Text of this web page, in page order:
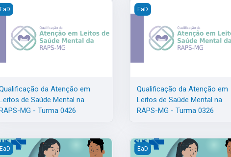
na RAPS-MG - Turma 0526
da Atenção em Leitos de Saúde Mental na RAPS-MG -
EaD
da Atenção em
de Saúde Mental na
MG - Turma 0426
Qualificação da Atenção em
EaD
Qualificação da Atenção em
Leitos de Saúde Mental na
RAPS-MG - Turma 0326
na RAPS-MG - Turma 0126
Profissional para Trabalhadores de salas de vacina - Turma
EaD Qualificação Profissional
EaD